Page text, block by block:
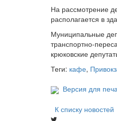
На рассмотрение
располагается в
Муниципальные
транспортно-
крюковские
Теги: кафе,
Версия для
К списку новостей